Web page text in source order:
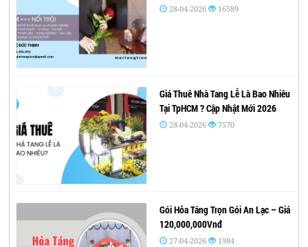
28-04-2026 16589
Giá Thuê Nhà Tang Lễ Là Bao Nhiêu
Tại TpHCM ? Cập Nhật Mới 2026
28-04-2026 7570
Gói Hỏa Táng Trọn Gói An Lạc – Giá
120,000,000Vnđ
27-04-2026 1984